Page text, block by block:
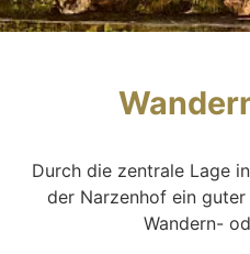
Durch die zentrale Lage
der Narzenhof ein
Wandern-